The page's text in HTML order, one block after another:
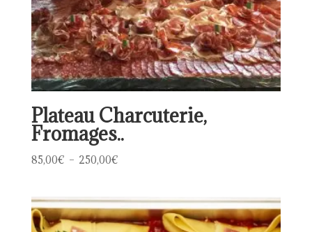
Plateau Charcuterie,
Fromages..
85,00€ – 250,00€Plage
85,00€
à